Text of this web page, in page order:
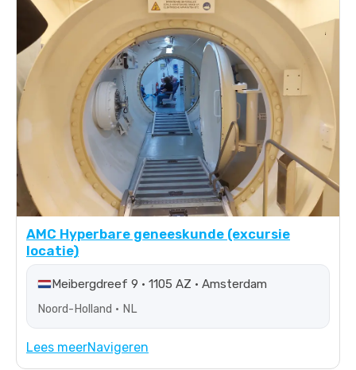
AMC Hyperbare geneeskunde (excursie
locatie)
Meibergdreef 9 • 1105 AZ • Amsterdam
Noord-Holland • NL
Lees meerNavigeren